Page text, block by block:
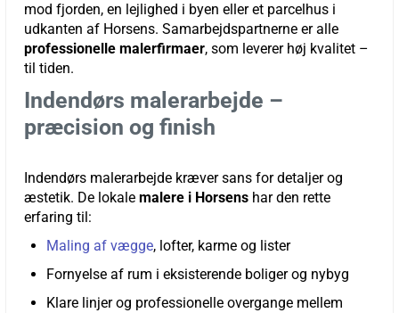
mod fjorden, en lejlighed i byen eller et parcelhus i
udkanten af Horsens. Samarbejdspartnerne er alle
professionelle malerfirmaer, som leverer høj kvalitet –
til tiden.
Indendørs malerarbejde –
præcision og finish
Indendørs malerarbejde kræver sans for detaljer og
æstetik. De lokale malere i Horsens har den rette
erfaring til:
Maling af vægge, lofter, karme og lister
Fornyelse af rum i eksisterende boliger og nybyg
Klare linjer og professionelle overgange mellem